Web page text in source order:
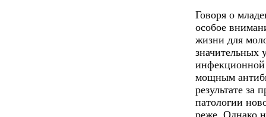
Говоря о
особое
жизни для
значительных
инфекционной
мощным
результате
патологии